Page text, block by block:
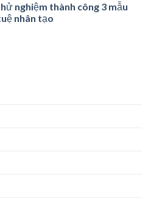
nghiệm thành công 3 mẫu
nhân tạo